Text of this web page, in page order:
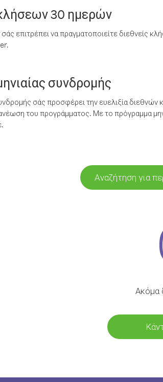
30 ημερών
επιτρέπει να πραγματοποιείτε διεθνείς
συνδρομής
σάς προσφέρει την ευελιξία
του προγράμματος. Με το πρόγραμμα
Αναζήτηση για
Ακόμα